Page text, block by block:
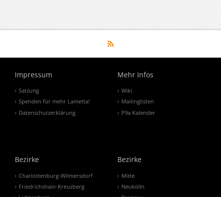
Impressum
Satzung
Spenden für mehr Lametta!
Datenschutzerklärung
Mehr Infos
Wiki
Mailinglisten
P9a Kalender
Bezirke
Charlottenburg-Wilmersdorf
Friedrichshain-Kreuzberg
Bezirke
Mitte
Neukölln